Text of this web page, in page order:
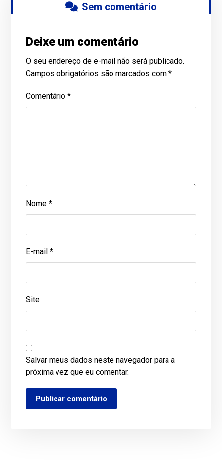
Sem comentário
Deixe um comentário
O seu endereço de e-mail não será publicado.
Campos obrigatórios são marcados com*
Comentário*
Nome*
E-mail*
Site
Salvar meus dados neste navegador para a
próxima vez que eu comentar.
Publicar comentário